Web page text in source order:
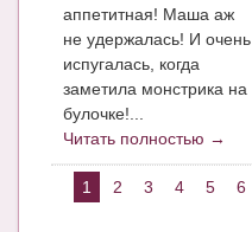
аппетитная! Маша аж
не удержалась! И очень
испугалась, когда
заметила монстрика на
булочке!...
Читать полностью →
1 2 3 4 5 6